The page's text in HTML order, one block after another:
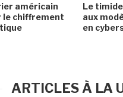
américain
le chiffrement
Le
aux
en
ARTICLES À LA